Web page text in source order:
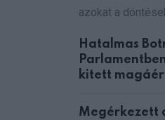
azokat a
Hatalmas
kitett
Megérkezett